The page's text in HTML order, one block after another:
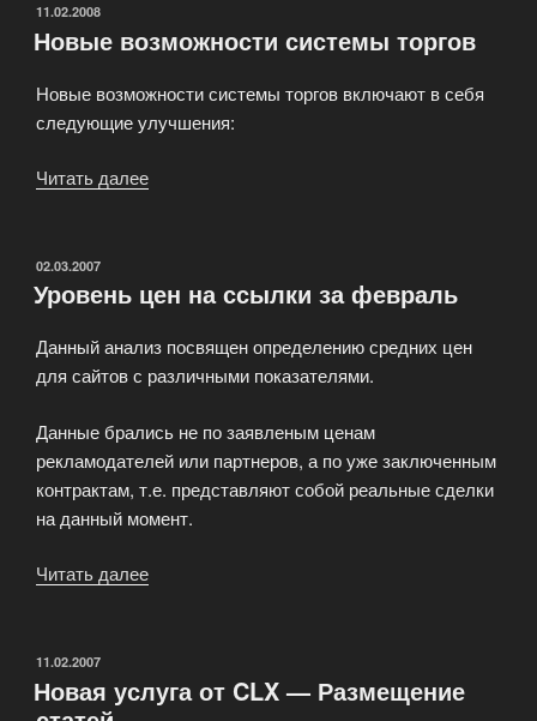
покупка
ОПУБЛИКОВАНО
11.02.2008
Новые возможности системы торгов
Новые возможности системы торгов включают в себя
следующие улучшения:
Читать далее
ОПУБЛИКОВАНО
02.03.2007
Уровень цен на ссылки за февраль
Данный анализ посвящен определению средних цен
для сайтов с различными показателями.
Данные брались не по заявленым ценам
рекламодателей или партнеров, а по уже заключенным
контрактам, т.е. представляют собой реальные сделки
на данный момент.
Читать далее
за
ОПУБЛИКОВАНО
11.02.2007
Новая услуга от CLX — Размещение